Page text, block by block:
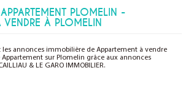
PLOMELIN -
VENDRE À PLOMELIN
annonces immobilière de Appartement à vendre
sur Plomelin grâce aux annonces
& LE GARO IMMOBILIER.